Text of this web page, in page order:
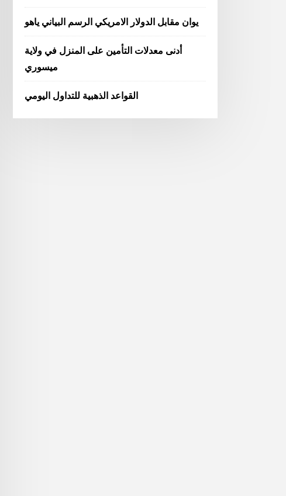
يوان مقابل الدولار الامريكي الرسم البياني ياهو
أدنى معدلات التأمين على المنزل في ولاية
ميسوري
القواعد الذهبية للتداول اليومي